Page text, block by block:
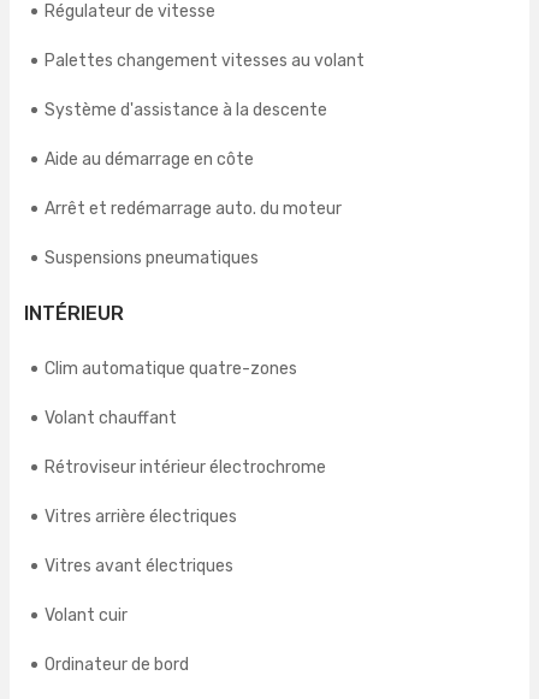
Régulateur de vitesse
Palettes changement vitesses au volant
Système d'assistance à la descente
Aide au démarrage en côte
Arrêt et redémarrage auto. du moteur
Suspensions pneumatiques
INTÉRIEUR
Clim automatique quatre-zones
Volant chauffant
Rétroviseur intérieur électrochrome
Vitres arrière électriques
Vitres avant électriques
Volant cuir
Ordinateur de bord